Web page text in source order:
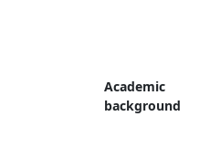
Academic
background